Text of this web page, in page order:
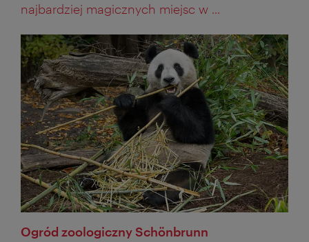
najbardziej magicznych miejsc w ...
Ogród zoologiczny Schönbrunn